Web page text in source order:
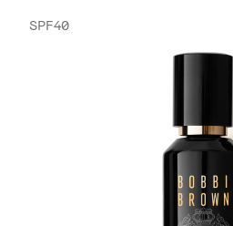
SPF40